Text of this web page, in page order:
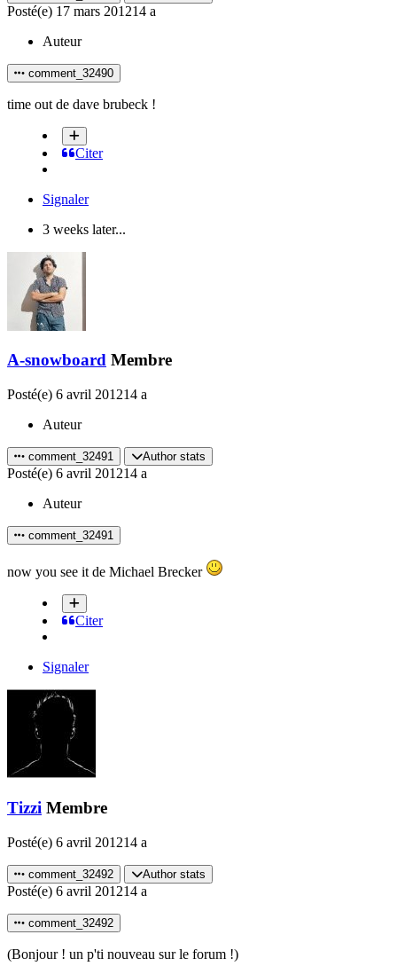
Posté(e) 17 mars 201214 a
Auteur
comment_32490
time out de dave brubeck !
Citer
Signaler
3 weeks later...
A-snowboard Membre
Posté(e) 6 avril 201214 a
Auteur
comment_32491 Author stats
Posté(e) 6 avril 201214 a
Auteur
comment_32491
now you see it de Michael Brecker
Citer
Signaler
Tizzi Membre
Posté(e) 6 avril 201214 a
comment_32492 Author stats
Posté(e) 6 avril 201214 a
comment_32492
(Bonjour ! un p'ti nouveau sur le forum !)